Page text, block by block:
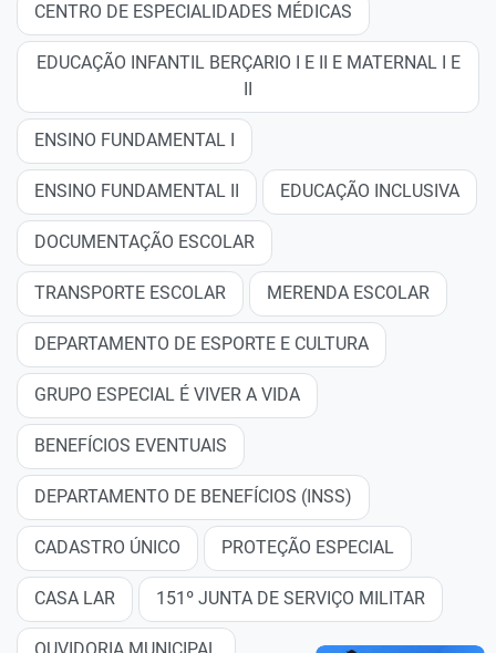
CENTRO DE ESPECIALIDADES MÉDICAS
EDUCAÇÃO INFANTIL BERÇARIO I E II E MATERNAL I E
ENSINO FUNDAMENTAL I
ENSINO FUNDAMENTAL II EDUCAÇÃO INCLUSIVA
DOCUMENTAÇÃO ESCOLAR
TRANSPORTE ESCOLAR MERENDA ESCOLAR
DEPARTAMENTO DE ESPORTE E CULTURA
GRUPO ESPECIAL É VIVER A VIDA
BENEFÍCIOS EVENTUAIS
DEPARTAMENTO DE BENEFÍCIOS (INSS)
CADASTRO ÚNICO PROTEÇÃO ESPECIAL
CASA LAR 151º JUNTA DE SERVIÇO MILITAR